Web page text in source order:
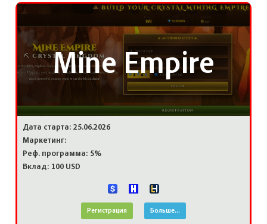
Mine Empire
Дата старта: 25.06.2026
Маркетинг:
Реф. программа: 5%
Вклад: 100 USD
Регистрация Больше...